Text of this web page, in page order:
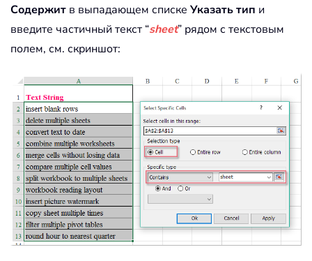
Содержит в выпадающем списке Указать тип и
введите частичный текст “sheet” рядом с текстовым
полем, см. скриншот: